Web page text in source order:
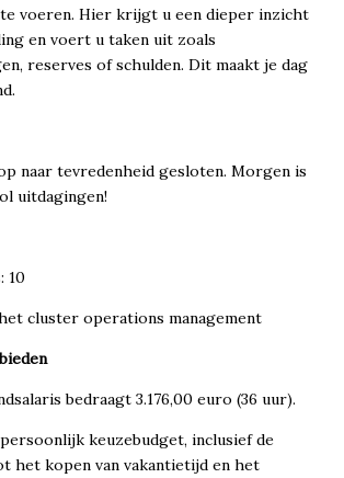
voeren. Hier krijgt u een dieper inzicht
en voert u taken uit zoals
reserves of schulden. Dit maakt je dag
naar tevredenheid gesloten. Morgen is
uitdagingen!
10
cluster operations management
bedraagt 3.176,00 euro (36 uur).
persoonlijk keuzebudget, inclusief de
het kopen van vakantietijd en het